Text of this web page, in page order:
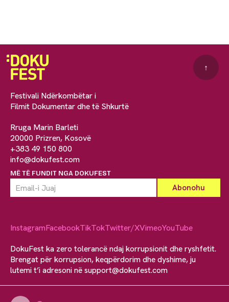
Festivali Ndërkombëtar i
Filmit Dokumentar dhe të Shkurtë
Rruga Marin Barleti
20000 Prizren, Kosovë
+383 49 150 800
info@dokufest.com
MË TË FUNDIT NGA DOKUFEST
↑
InstagramFacebookTikTokTwitter/XVimeoYouTube
DokuFest ka zero tolerancë ndaj korrupsionit dhe ryshfetit.
Brengat për korrupsion, keqpërdorim dhe dyshime, ju
lutemi t’i adresoni nësupport@dokufest.com